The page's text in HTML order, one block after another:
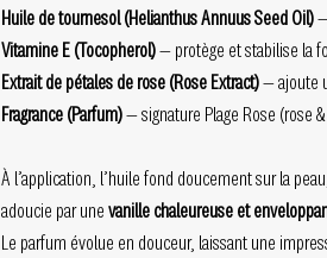
Huile de tournesol (Helianthus Annuus Seed Oil)
Vitamine E (Tocopherol)— protège et stabilise la
Extrait de pétales de rose (Rose Extract)— ajoute
Fragrance (Parfum)— signature Plage Rose (rose
À l’application, l’huile fond doucement sur la
adoucie par une vanille chaleureuse et
Le parfum évolue en douceur, laissant une